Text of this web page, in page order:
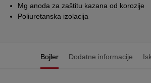
Mg anoda za zaštitu kazana od korozije
Poliuretanska izolacija
Bojler Dodatne informacije